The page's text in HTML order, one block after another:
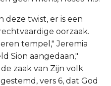
deze twist, er is een
oorzaak.
tempel," Jeremia
Sion aangedaan,"
zaak van Zijn volk
vers 6, dat God